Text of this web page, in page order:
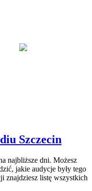
Szczecin
najbliższe dni. Możesz
jakie audycje były tego
znajdziesz listę wszystkich